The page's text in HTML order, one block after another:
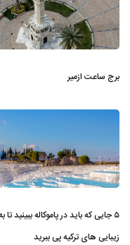
برج ساعت ازمیر
۵ جایی که باید در پاموکاله ببینید تا
زیبایی های ترکیه پی ببرید